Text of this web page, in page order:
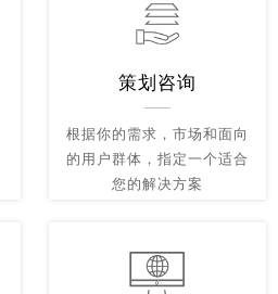
策划咨询
根据你的需求，市场和面向
的用户群体，指定一个适合
您的解决方案